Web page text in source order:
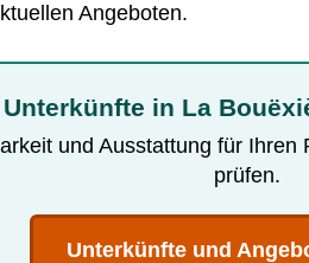
Angeboten.
Unterkünfte in La
und Ausstattung für
prüfen.
Unterkünfte und